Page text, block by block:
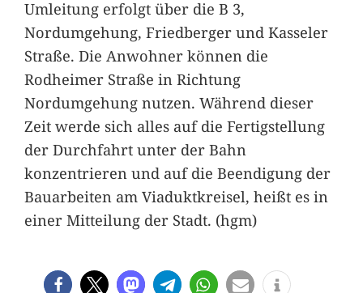
Umleitung erfolgt über die B 3,
Nordumgehung, Friedberger und Kasseler
Straße. Die Anwohner können die
Rodheimer Straße in Richtung
Nordumgehung nutzen. Während dieser
Zeit werde sich alles auf die Fertigstellung
der Durchfahrt unter der Bahn
konzentrieren und auf die Beendigung der
Bauarbeiten am Viaduktkreisel, heißt es in
einer Mitteilung der Stadt. (hgm)